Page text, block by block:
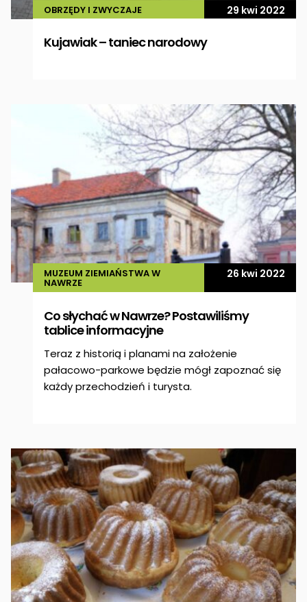
OBRZĘDY I ZWYCZAJE 29 kwi 2022
Kujawiak – taniec narodowy
MUZEUM ZIEMIAŃSTWA W
NAWRZE
26 kwi 2022
Co słychać w Nawrze? Postawiliśmy
tablice informacyjne
Teraz z historią i planami na założenie
pałacowo-parkowe będzie mógł zapoznać się
każdy przechodzień i turysta.